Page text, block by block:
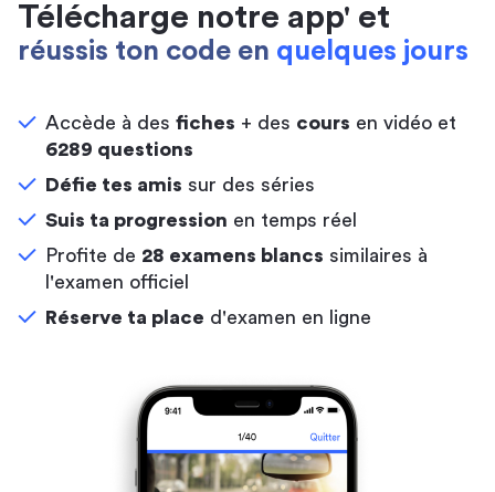
Télécharge notre app' et
réussis ton code en quelques jours
Accède à des fiches + des cours en vidéo et
6289 questions
Défie tes amis sur des séries
Suis ta progression en temps réel
Profite de 28 examens blancs similaires à
l'examen officiel
Réserve ta place d'examen en ligne